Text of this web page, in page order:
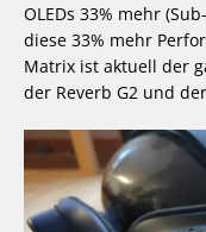
OLEDs 33% mehr
diese 33% mehr
Matrix ist aktuell der
der Reverb G2 und